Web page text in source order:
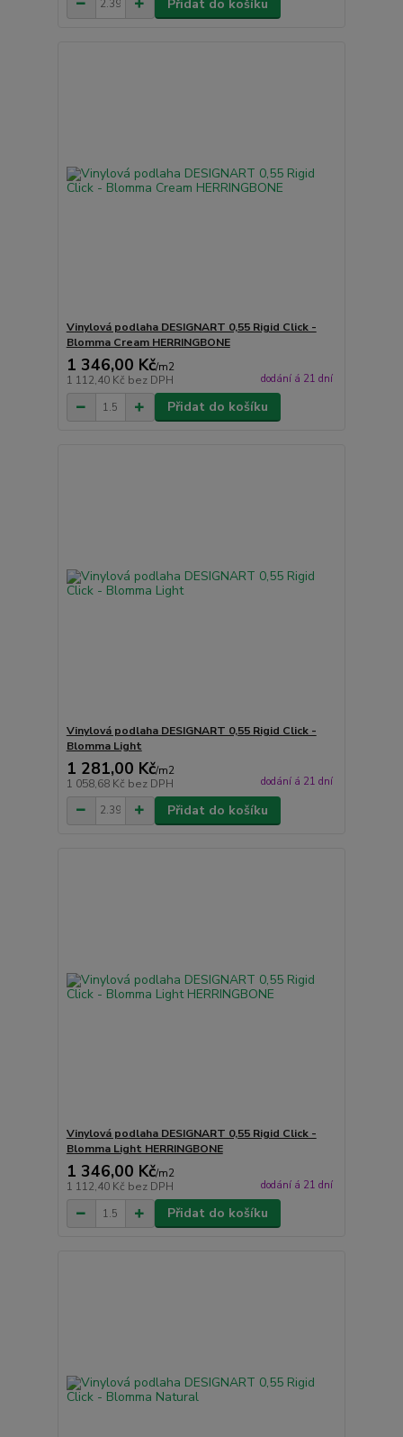
Přidat do košíku
Vinylová podlaha DESIGNART 0,55 Rigid Click -
Blomma Cream HERRINGBONE
1 346,00 Kč/m2
1 112,40 Kč bez DPH dodání á 21 dní
Přidat do košíku
Vinylová podlaha DESIGNART 0,55 Rigid Click -
Blomma Light
1 281,00 Kč/m2
1 058,68 Kč bez DPH dodání á 21 dní
Přidat do košíku
Vinylová podlaha DESIGNART 0,55 Rigid Click -
Blomma Light HERRINGBONE
1 346,00 Kč/m2
1 112,40 Kč bez DPH dodání á 21 dní
Přidat do košíku